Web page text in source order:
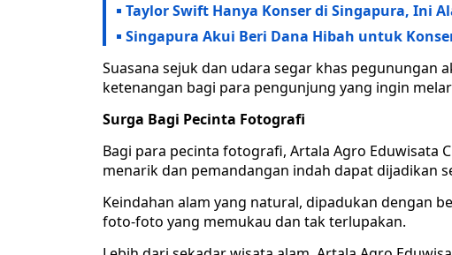
Taylor Swift Hanya Konser di Singapura, Ini
Singapura Akui Beri Dana Hibah untuk
Suasana sejuk dan udara segar khas pegunungan
ketenangan bagi para pengunjung yang ingin
Surga Bagi Pecinta Fotografi
Bagi para pecinta fotografi, Artala Agro Eduwisata
menarik dan pemandangan indah dapat dijadikan
Keindahan alam yang natural, dipadukan dengan
foto-foto yang memukau dan tak terlupakan.